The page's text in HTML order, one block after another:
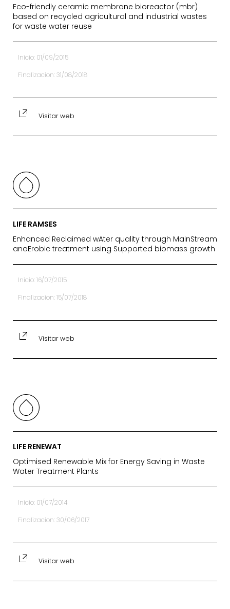
Eco-friendly ceramic membrane bioreactor (mbr)
based on recycled agricultural and industrial wastes
for waste water reuse
Inicio: 01/09/2015
Finalizacion: 31/08/2018
Visitar web
LIFE RAMSES
Enhanced Reclaimed wAter quality through MainStream
anaErobic treatment using Supported biomass growth
Inicio: 16/07/2015
Finalizacion: 15/07/2018
Visitar web
LIFE RENEWAT
Optimised Renewable Mix for Energy Saving in Waste
Water Treatment Plants
Inicio: 01/07/2014
Finalizacion: 30/06/2017
Visitar web